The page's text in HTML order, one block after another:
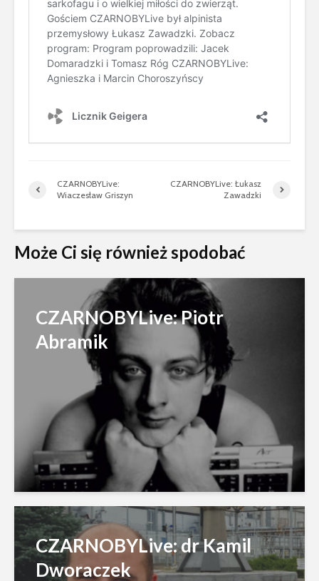
CZARNOBYLive:
Wiaczesław Griszyn
CZARNOBYLive: Łukasz
Zawadzki
Może Ci się również spodobać
CZARNOBYLive: Piotr
Abramik
CZARNOBYLive: dr Kamil
Dworaczek